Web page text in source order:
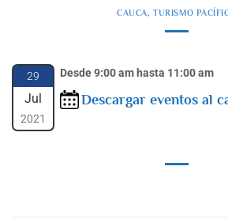
CAUCA, TURISMO
29
Jul
2021
Desde 9:00 am hasta 11:00 am
Descargar eventos al